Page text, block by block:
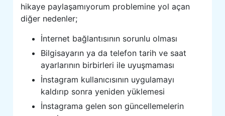
hikaye paylaşamıyorum problemine yol açan
diğer nedenler;
İnternet bağlantısının sorunlu olması
Bilgisayarın ya da telefon tarih ve saat
ayarlarının birbirleri ile uyuşmaması
İnstagram kullanıcısının uygulamayı
kaldırıp sonra yeniden yüklemesi
İnstagrama gelen son güncellemelerin